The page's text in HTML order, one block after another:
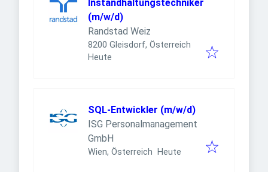
Instandhaltungstechniker
(m/w/d)
Randstad Weiz
8200 Gleisdorf, Österreich
Veröffentlicht
Heute
SQL-Entwickler (m/w/d)
ISG Personalmanagement
GmbH
Wien, Österreich Veröffentlicht:
Heute